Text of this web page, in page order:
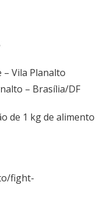
– Vila Planalto
– Brasília/DF
de 1 kg de alimento
fight-